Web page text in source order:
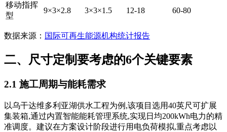
移动指挥
型
9×3×2.8 3×3×1.5 12-18 60-80
数据来源： 国际可再生能源机构统计报告
二、尺寸定制要考虑的6个关键要素
2.1 施工周期与能耗需求
以乌干达维多利亚湖供水工程为例,该项目选用40英尺可扩展
集装箱,通过内置智能能耗管理系统,实现日均200kWh电力的精
准调度。建议在方案设计阶段进行用电负荷模拟,重点考虑以